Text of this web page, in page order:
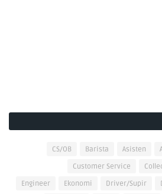
Asisten
Barista
CS/OB
Customer Service
Driver/Supir
Ekonomi
Engineer